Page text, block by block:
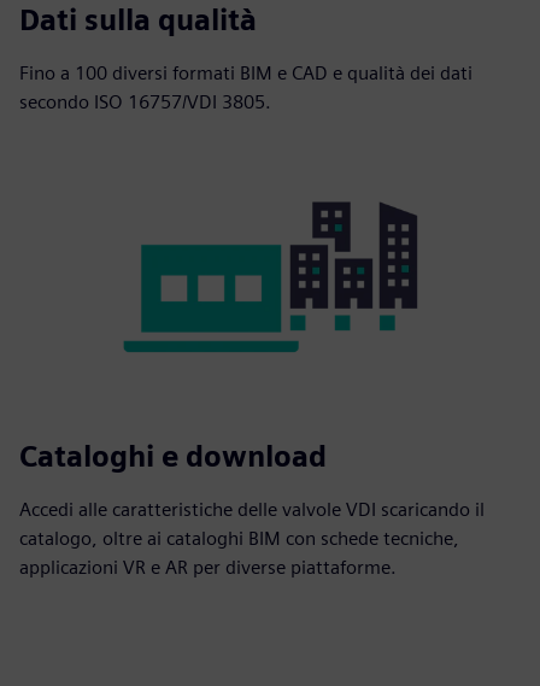
Dati sulla qualità
Fino a 100 diversi formati BIM e CAD e qualità dei dati
secondo ISO 16757/VDI 3805.
Cataloghi e download
Accedi alle caratteristiche delle valvole VDI scaricando il
catalogo, oltre ai cataloghi BIM con schede tecniche,
applicazioni VR e AR per diverse piattaforme.